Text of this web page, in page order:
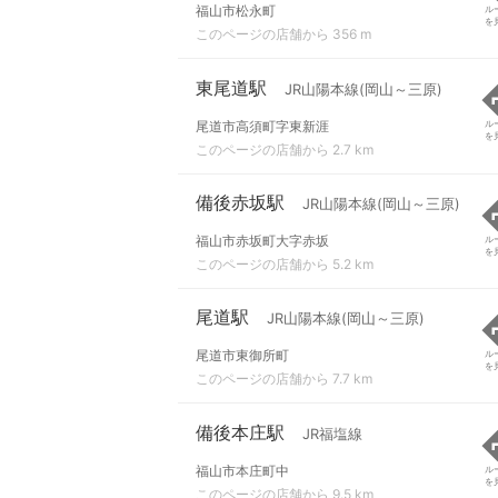
福山市松永町
このページの店舗から 356 m
ル
を
東尾道駅 JR山陽本線(岡山～三原)
尾道市高須町字東新涯
このページの店舗から 2.7 km
ル
を
備後赤坂駅 JR山陽本線(岡山～三原)
福山市赤坂町大字赤坂
このページの店舗から 5.2 km
ル
を
尾道駅 JR山陽本線(岡山～三原)
尾道市東御所町
このページの店舗から 7.7 km
ル
を
備後本庄駅 JR福塩線
福山市本庄町中
このページの店舗から 9.5 km
ル
を